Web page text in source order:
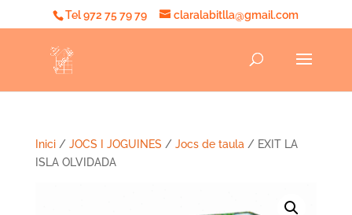
Tel 972 75 79 79 claralabitlla@gmail.com
Inici/ JOCS I JOGUINES / Jocs de taula / EXIT LA
ISLA OLVIDADA